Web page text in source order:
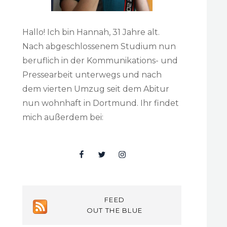
Hallo! Ich bin Hannah, 31 Jahre alt.
Nach abgeschlossenem Studium nun
beruflich in der Kommunikations- und
Pressearbeit unterwegs und nach
dem vierten Umzug seit dem Abitur
nun wohnhaft in Dortmund. Ihr findet
mich außerdem bei:
FacebookTwitterInsta
FEED
OUT THE BLUE